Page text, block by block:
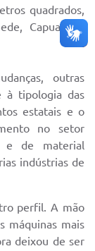
quadrados,
Capuava e
outras
à tipologia das
estatais e o
no setor
e de material
indústrias de
perfil. A mão
máquinas mais
deixou de ser